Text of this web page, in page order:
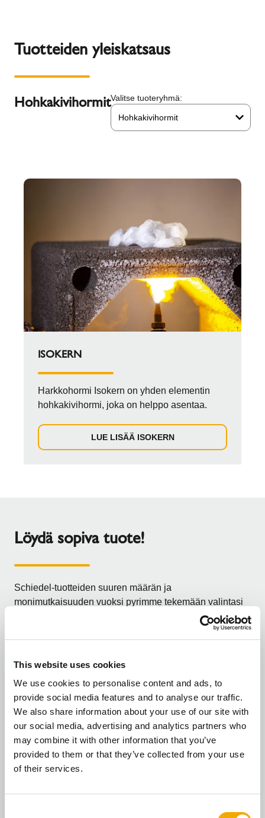
This website uses cookies
We use cookies to personalise content and ads, to
provide social media features and to analyse our traffic.
We also share information about your use of our site with
our social media, advertising and analytics partners who
may combine it with other information that you’ve
provided to them or that they’ve collected from your use
of their services.
Tuotteiden yleiskatsaus
HohkakivihormitValitse tuoteryhmä:
Hohkakivihormit
ISOKERN
Harkkohormi Isokern on yhden elementin
hohkakivihormi, joka on helppo asentaa.
LUE LISÄÄ ISOKERN
Löydä sopiva tuote!
Schiedel-tuotteiden suuren määrän ja
monimutkaisuuden vuoksi pyrimme tekemään valintasi
mahdollisimman helpoksi. Seuraa ohjattua polkua
vastaamalla kysymyksiin ja saat tarpeisiisi parhaiten
Valitse kategoria!
Ammattilaisille